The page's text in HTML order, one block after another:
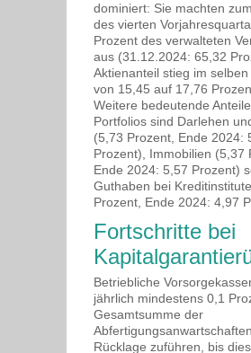
dominiert: Sie machten
des vierten
Prozent des verwalteten
aus (31.12.2024: 65,32
Aktienanteil stieg im
von 15,45 auf 17,76
Weitere bedeutende
Portfolios sind Darlehen
(5,73 Prozent, Ende 2024:
Prozent), Immobilien (5,37
Ende 2024: 5,57 Prozent)
Guthaben bei
Prozent, Ende 2024: 4,97
Fortschritte bei
Betriebliche
jährlich mindestens 0,1
Gesamtsumme der
Rücklage zuführen, bis